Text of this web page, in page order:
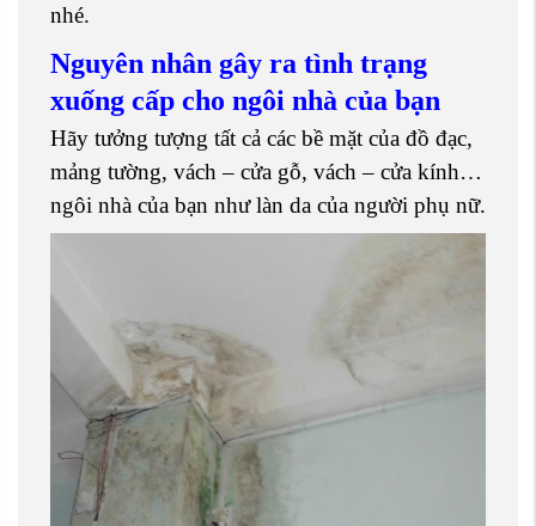
nhé.
Nguyên nhân gây ra tình trạng
xuống cấp cho ngôi nhà của bạn
Hãy tưởng tượng tất cả các bề mặt của đồ đạc,
mảng tường, vách – cửa gỗ, vách – cửa kính…
ngôi nhà của bạn như làn da của người phụ nữ.